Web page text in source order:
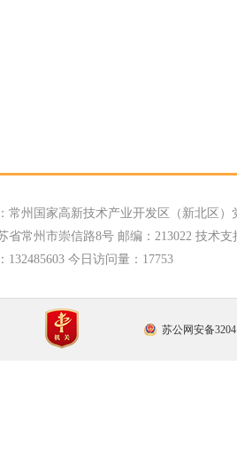
常州国家高新技术产业开发区（新北区）
省常州市崇信路8号 邮编：213022 技术支
132485603 今日访问量： 17753
苏公网安备